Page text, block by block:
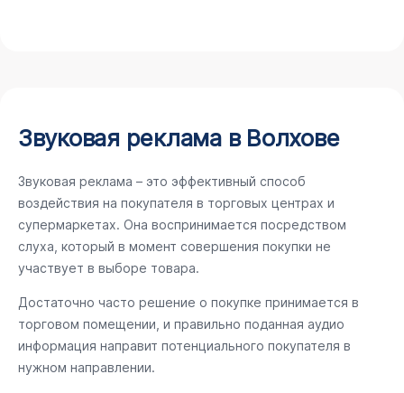
Звуковая реклама в Волхове
Звуковая реклама – это эффективный способ
воздействия на покупателя в торговых центрах и
супермаркетах. Она воспринимается посредством
слуха, который в момент совершения покупки не
участвует в выборе товара.
Достаточно часто решение о покупке принимается в
торговом помещении, и правильно поданная аудио
информация направит потенциального покупателя в
нужном направлении.